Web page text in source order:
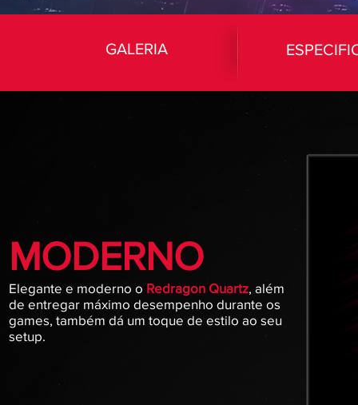
GALERIA
MODERNO
Elegante e moderno o Redragon Quartz, além
de entregar máximo desempenho durante os
games, também dá um toque de estilo ao seu
setup.